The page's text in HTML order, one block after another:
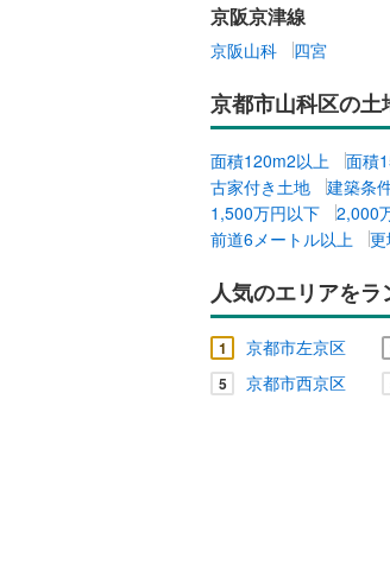
京阪京津線
京阪山科 四宮
京都市山科区の
面積120m2以上 面積
古家付き土地
建築条
1,500万円以下
2,000
前道6メートル以上
更
人気のエリアを
1 京都市左京区
5 京都市西京区